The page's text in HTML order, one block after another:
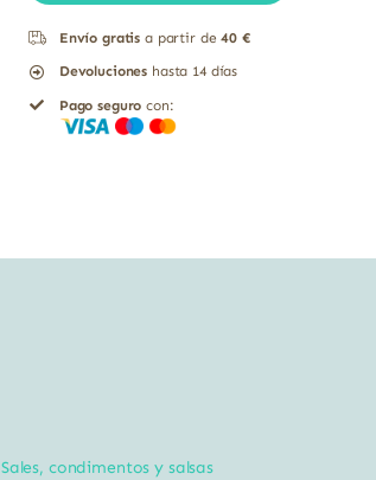
Envío gratis a partir de40 €
Devoluciones hasta 14 días
Pago seguro con:
Sales, condimentos y salsas